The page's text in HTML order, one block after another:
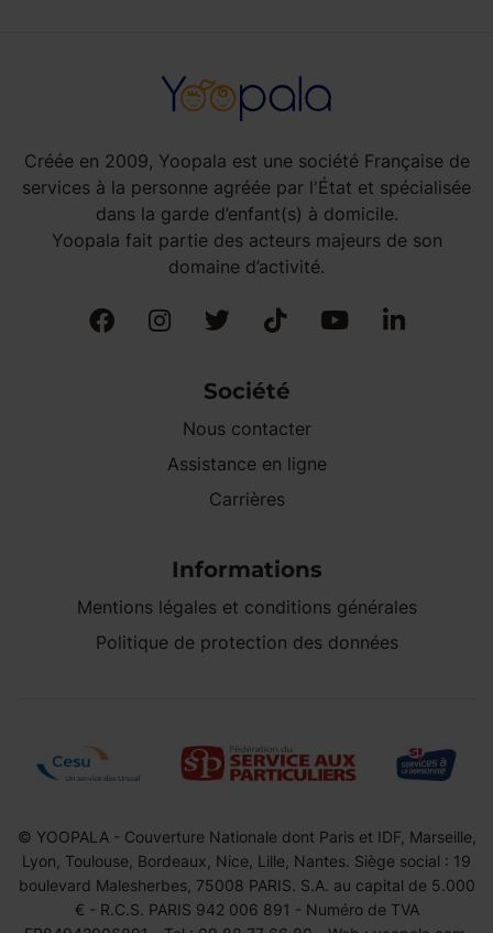
Créée en 2009, Yoopala est une société Française de
services à la personne agréée par l'État et spécialisée
dans la garde d’enfant(s) à domicile.
Yoopala fait partie des acteurs majeurs de son
domaine d’activité.
Société
Nous contacter
Assistance en ligne
Carrières
Informations
Mentions légales et conditions générales
Politique de protection des données
© YOOPALA - Couverture Nationale dont Paris et IDF, Marseille,
Lyon, Toulouse, Bordeaux, Nice, Lille, Nantes. Siège social : 19
boulevard Malesherbes, 75008 PARIS. S.A. au capital de 5.000
€ - R.C.S. PARIS 942 006 891 - Numéro de TVA